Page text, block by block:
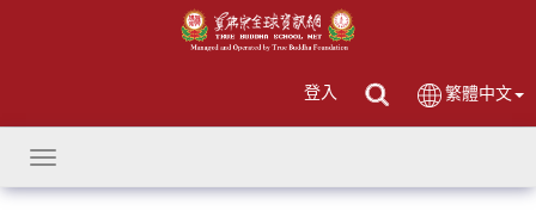
登入 繁體中文
Toggle
navigation